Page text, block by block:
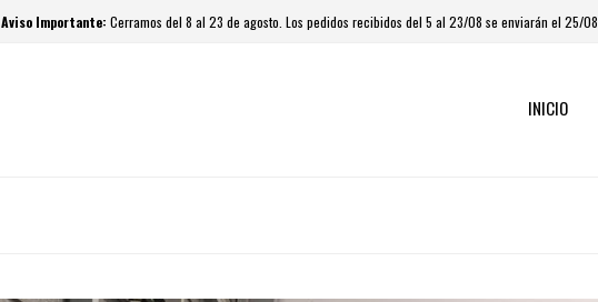
Aviso Importante: Cerramos del 8 al 23 de agosto. Los pedidos recibidos del 5 al 23/08 se enviarán el 25/08.
INICIO